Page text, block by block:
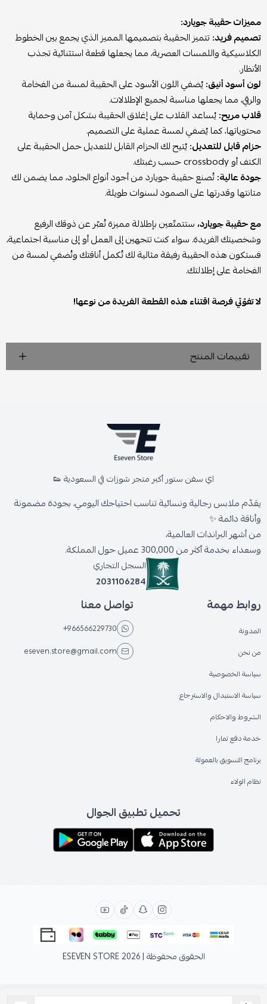
مميزات حقيبة جويارد:
تصميم فريد:تتميز الحقيبة بتصميمها المميز الذي يجمع بين الخطوط
الكلاسيكية واللمسات العصرية، مما يجعلها قطعة استثنائية تجذب
الأنظار.
لون أسود أنيق:يُضفي اللون الأسود على الحقيبة لمسة من الفخامة
والرقي، مما يجعلها مناسبة لجميع الإطلالات.
قلاب مريح:يُساعد القلاب على إغلاق الحقيبة بشكل آمن وحماية
محتوياتها، كما يُضفي لمسة عملية على التصميم.
حزام قابل للتعديل:يُتيح لك الحزام القابل للتعديل حمل الحقيبة على
الكتف أو crossbody حسب رغبتك.
جودة عالية:تُصنع حقيبة جويارد من أجود أنواع الجلود، مما يضمن لك
متانتها وقدرتها على الصمود لسنوات طويلة.
مع حقيبة جويارد،ستتمتّعين بإطلالة مميزة تُعبّر عن ذوقك الرفيع
وشخصيتك الفريدة. سواء كنت تتجهين إلى العمل أو إلى مناسبة اجتماعية،
فستكون هذه الحقيبة رفيقة مثالية لك تُكمل أناقتك وتُضفي لمسة من
الفخامة على إطلالتك.
لا تفوّتي فرصة اقتناء هذه القطعة الفريدة من نوعها!
تقييمات المنتج
اي سفن ستور أكبر متجر شوزات في السعودية 👟
يقدّم ملابس رجالية ونسائية تناسب احتياجك اليومي، بجودة مضمونة
وأناقة دائمة ✨
من أشهر البراندات العالمية،
وسعداء بخدمة أكثر من 300,000 عميل حول المملكة.
السجل التجاري
2031106284
روابط مهمة
المدونة
من نحن
سياسة الخصوصية
سياسة الاستبدال والاسترجاع
الشروط والاحكام
خدمة دفع تمارا
برنامج التسويق بالعمولة
نظام الولاء
تواصل معنا
+966566229730
eseven.store@gmail.com
تحميل تطبيق الجوال
الحقوق محفوظة | 2026 ESEVEN STORE